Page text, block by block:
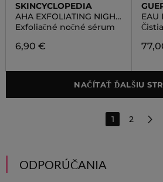
SKINCYCLOPEDIA
AHA EXFOLIATING NIGHT
FACE SERUM WITH 20%
LACTIS, GLYCOLIC AND
MANDELIC ACIDS
Exfoliačné nočné sérum
6,90 €
EAU
NAČÍTAŤ ĎALŠIU
1 2
ODPORÚČANIA